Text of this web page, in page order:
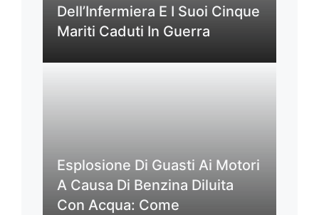
Dell’Infermiera E I Suoi Cinque
Mariti Caduti In Guerra
Esplosione Di Guasti Ai Motori
A Causa Di Benzina Diluita
Con Acqua: Come